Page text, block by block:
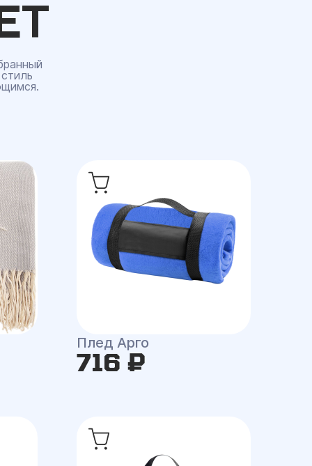
Плед Арго
716 ₽